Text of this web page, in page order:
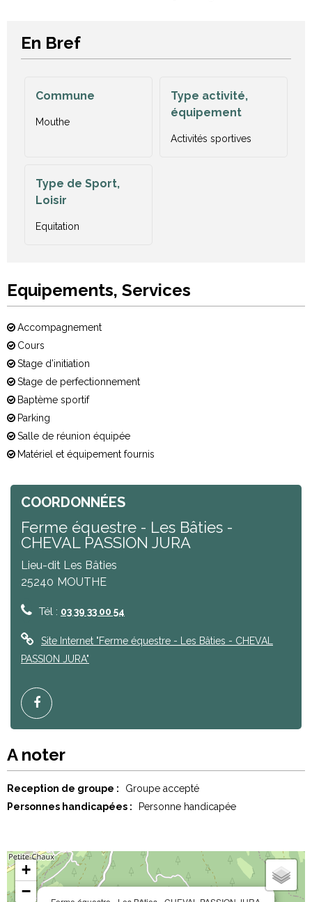
En Bref
Commune
Mouthe
Type activité,
équipement
Activités sportives
Type de Sport,
Loisir
Equitation
Equipements, Services
Accompagnement
Cours
Stage d’initiation
Stage de perfectionnement
Baptème sportif
Parking
Salle de réunion équipée
Matériel et équipement fournis
COORDONNÉES
Ferme équestre - Les Bâties -
CHEVAL PASSION JURA
Lieu-dit Les Bâties
25240 MOUTHE
Tél : 03 39 33 00 54
Site Internet "Ferme équestre - Les Bâties - CHEVAL
PASSION JURA"
A noter
Reception de groupe :
Groupe accepté
Personnes handicapées :
Personne handicapée
+
−